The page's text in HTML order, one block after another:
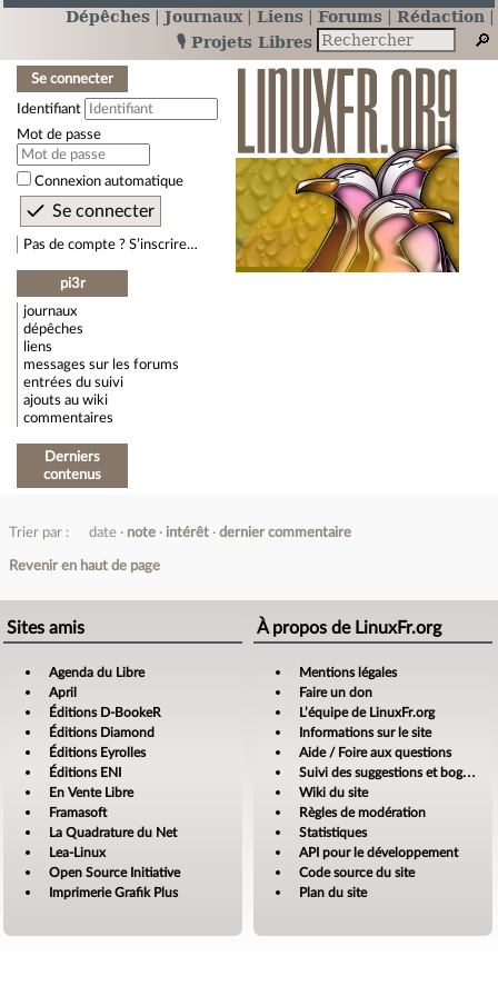
Dépêches Journaux Liens Forums
Rédaction
🎙️ Projets Libres
Se connecter
Identifiant
Mot de passe
Connexion automatique
Pas de compte ? S’inscrire…
pi3r
journaux
dépêches
liens
messages sur les forums
entrées du suivi
ajouts au wiki
commentaires
Derniers
contenus
Trier par : date note intérêt dernier commentaire
Revenir en haut de page
Sites amis
Agenda du Libre
April
Éditions D-BookeR
Éditions Diamond
Éditions Eyrolles
Éditions ENI
En Vente Libre
Framasoft
La Quadrature du Net
Lea-Linux
Open Source Initiative
Imprimerie Grafik Plus
À propos de LinuxFr.org
Mentions légales
Faire un don
L’équipe de LinuxFr.org
Informations sur le site
Aide / Foire aux questions
Suivi des suggestions et bogues
Wiki du site
Règles de modération
Statistiques
API pour le développement
Code source du site
Plan du site